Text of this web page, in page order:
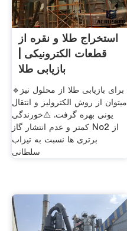
استخراج طلا و نقره از
قطعات الکترونیکی |
بازیابی طلا
🔹برای بازیابی طلا از محلول نیز
میتوان از روش الکترولیز و انتقال
یونی بهره گرفت. ⚠️خورندگی
کمتر و عدم انتشار گاز No2 از
برتری ها نسبت به تیزاب
سلطانی